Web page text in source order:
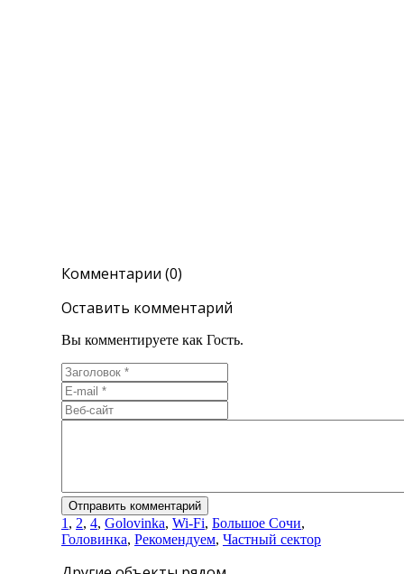
Комментарии (0)
Оставить комментарий
Вы комментируете как Гость.
1 , 2, 4, Golovinka, Wi-Fi, Большое Сочи,
Головинка, Рекомендуем, Частный сектор